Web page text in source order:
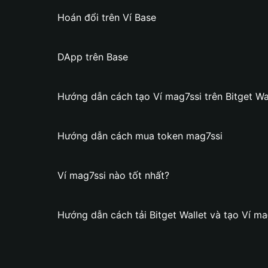
Hoán đổi trên Ví Base
DApp trên Base
Hướng dẫn cách tạo Ví mag7ssi trên Bitget
Hướng dẫn cách mua token mag7ssi
Ví mag7ssi nào tốt nhất?
Hướng dẫn cách tải Bitget Wallet và tạo Ví